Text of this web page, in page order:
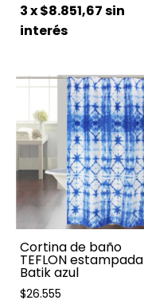
3x$8.851,67sin
interés
Cortina de baño
TEFLON estampada
Batik azul
$26.555